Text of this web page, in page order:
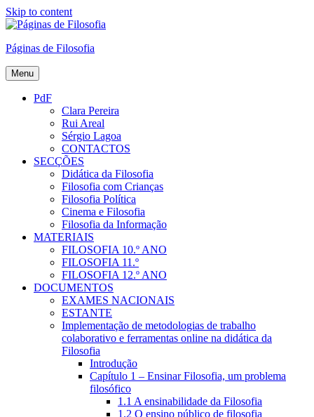
Skip to content
Páginas de Filosofia
Menu
PdF
Clara Pereira
Rui Areal
Sérgio Lagoa
CONTACTOS
SECÇÕES
Didática da Filosofia
Filosofia com Crianças
Filosofia Política
Cinema e Filosofia
Filosofia da Informação
MATERIAIS
FILOSOFIA 10.º ANO
FILOSOFIA 11.º
FILOSOFIA 12.º ANO
DOCUMENTOS
EXAMES NACIONAIS
ESTANTE
Implementação de metodologias de trabalho
colaborativo e ferramentas online na didática da
Filosofia
Introdução
Capítulo 1 – Ensinar Filosofia, um problema
filosófico
1.1 A ensinabilidade da Filosofia
1.2 O ensino público de filosofia